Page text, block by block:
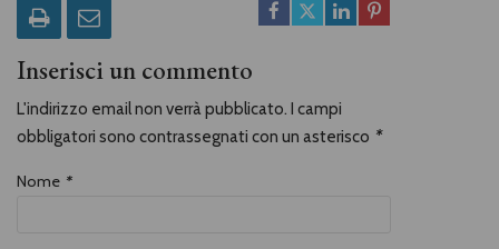
Inserisci un commento
L'indirizzo email non verrà pubblicato. I campi
obbligatori sono contrassegnati con un asterisco *
Nome *